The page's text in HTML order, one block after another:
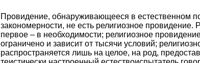
Провидение, обнаруживающееся в естественном
закономерности, не есть религиозное провидение.
первое – в необходимости; религиозное
ограничено и зависит от тысячи условий;
распространяется лишь на целое, на род,